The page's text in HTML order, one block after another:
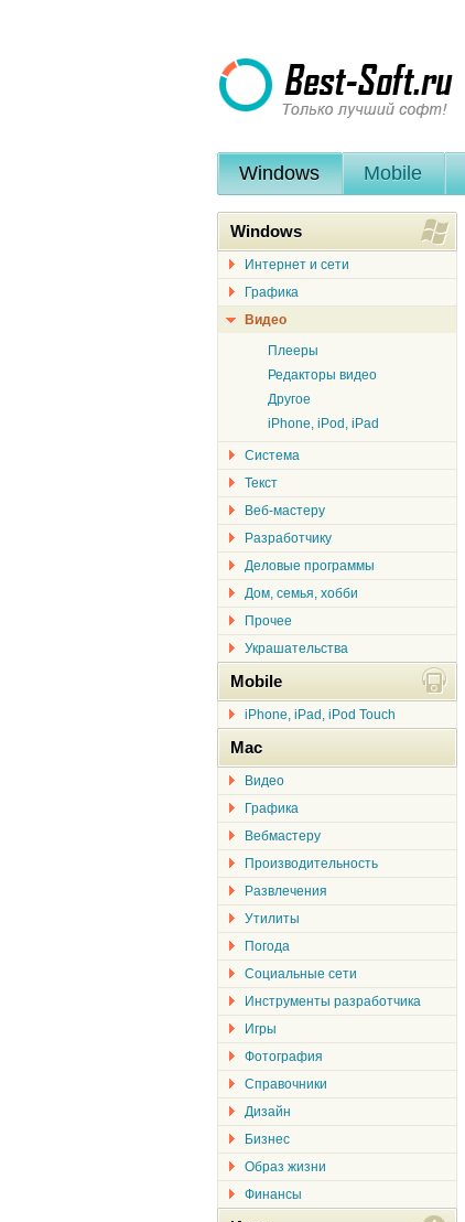
Windows Mobile
Windows
Интернет и сети
Графика
Видео
Плееры
Редакторы видео
Другое
iPhone, iPod, iPad
Система
Текст
Веб-мастеру
Разработчику
Деловые программы
Дом, семья, хобби
Прочее
Украшательства
Mobile
iPhone, iPad, iPod Touch
Mac
Видео
Графика
Вебмастеру
Производительность
Развлечения
Утилиты
Погода
Социальные сети
Инструменты разработчика
Игры
Фотография
Справочники
Дизайн
Бизнес
Образ жизни
Финансы